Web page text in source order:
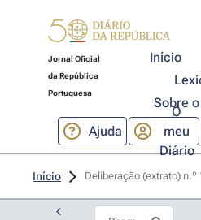
Jornal Oficial
da República
Portuguesa
Início
Sobre o
Ajuda
O
meu
Diário
Início Deliberação (extrato) n.º